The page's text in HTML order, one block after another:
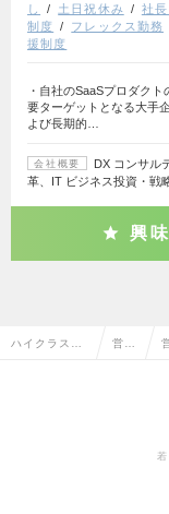
し
土日祝休み 社
制度
フレックス勤務
援制度
・自社のSaaSプロダク
要ターゲットとなる大手
よび長期的…
会社概要
DX コンサル
革、IT ビジネス投資・戦
興
ハイクラス求 営業